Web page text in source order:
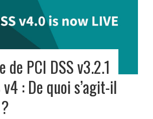
de PCI DSS v3.2.1
v4 : De quoi s’agit-il